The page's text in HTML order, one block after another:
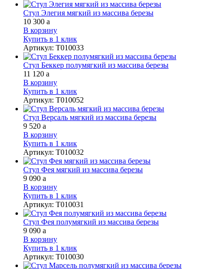
Стул Элегия мягкий из массива березы
10 300 a
В корзину
Купить в 1 клик
Артикул: Т010033
Стул Беккер полумягкий из массива березы
11 120 a
В корзину
Купить в 1 клик
Артикул: Т010052
Стул Версаль мягкий из массива березы
9 520 a
В корзину
Купить в 1 клик
Артикул: Т010032
Стул Фея мягкий из массива березы
9 090 a
В корзину
Купить в 1 клик
Артикул: Т010031
Стул Фея полумягкий из массива березы
9 090 a
В корзину
Купить в 1 клик
Артикул: Т010030